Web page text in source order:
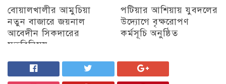
বোয়ালখালীর আমুচিয়া
নতুন বাজারে জয়নাল
আবেদীন সিকদারের
মতবিনিময়
চট্টগ্রাম
পটিয়ার আশিয়ায় যুবদলের
উদ্যোগে বৃক্ষরোপণ
কর্মসূচি অনুষ্ঠিত